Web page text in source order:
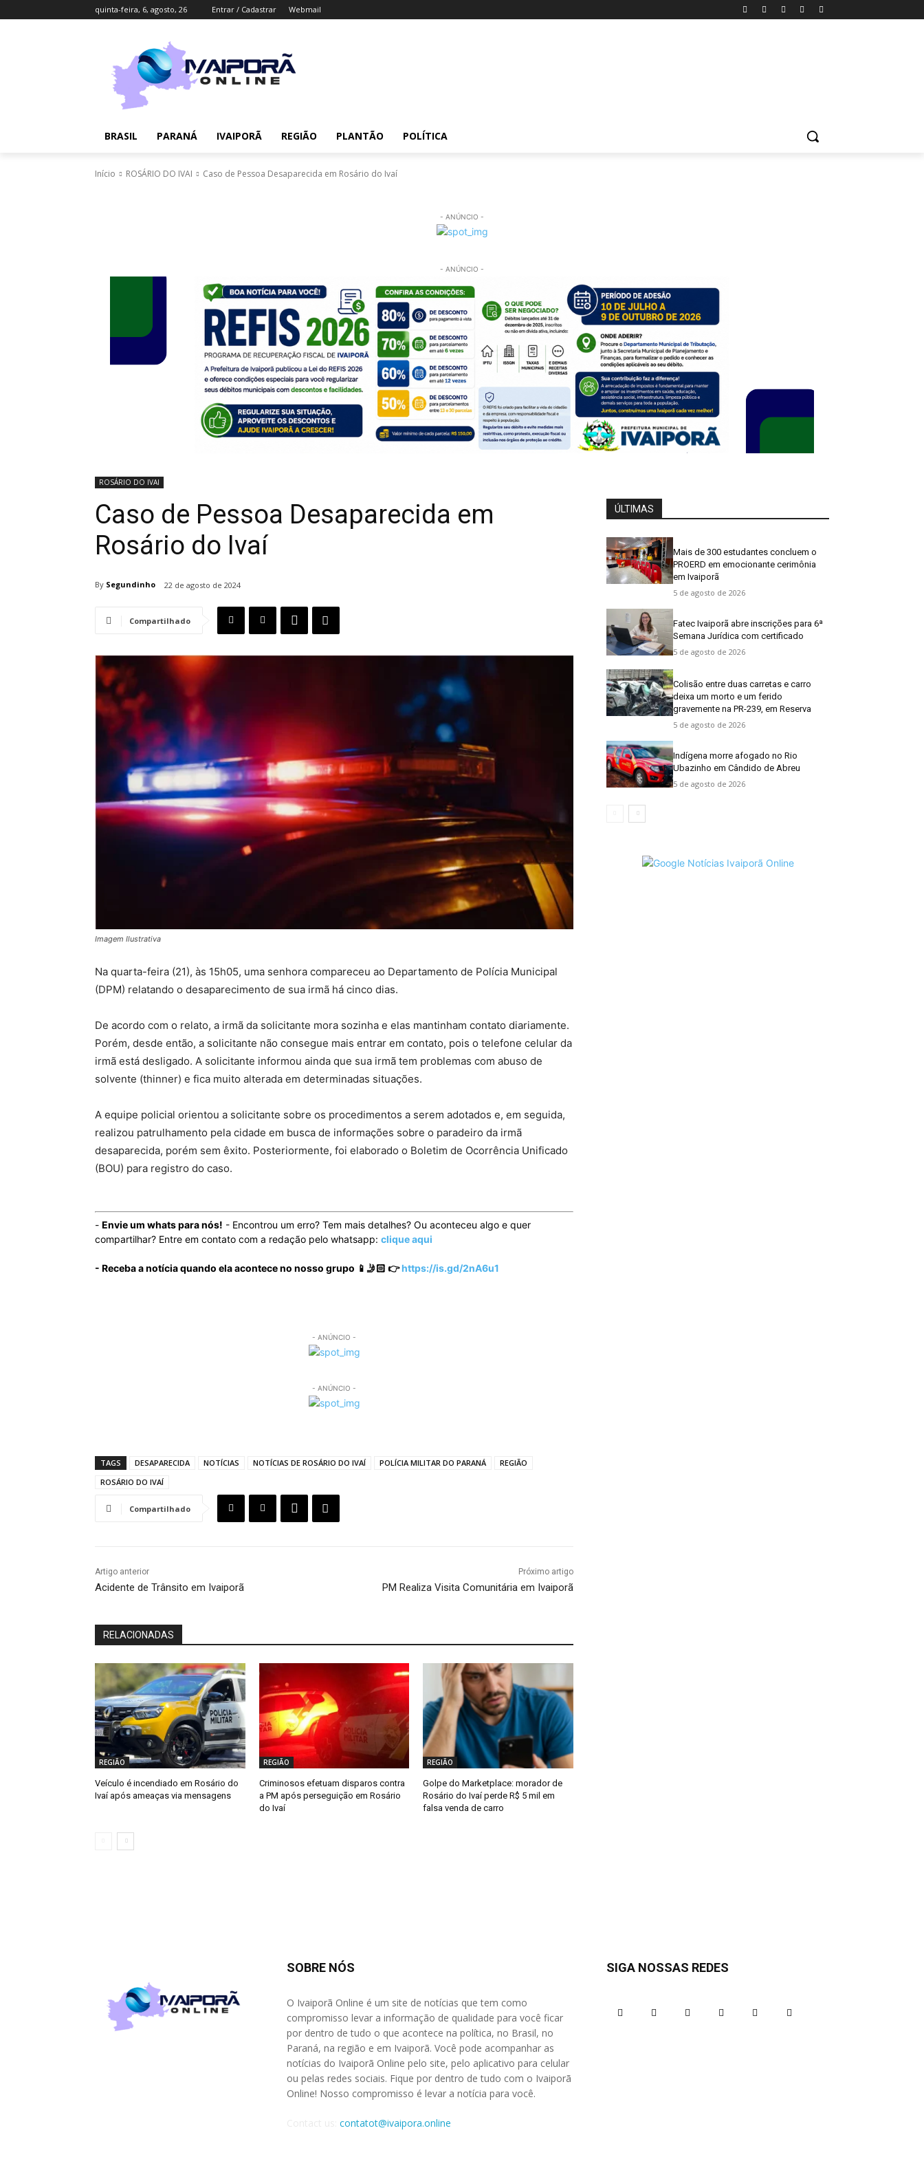
quinta-feira, 6, agosto, 26 Entrar / Cadastrar Webmail
BRASIL PARANÁ IVAIPORÃ REGIÃO PLANTÃO POLÍTICA
Início ROSÁRIO DO IVAI Caso de Pessoa Desaparecida em Rosário do Ivaí
- ANÚNCIO -
- ANÚNCIO -
ROSÁRIO DO IVAI
Caso de Pessoa Desaparecida em
Rosário do Ivaí
By Segundinho 22 de agosto de 2024
Compartilhado
Imagem Ilustrativa
Na quarta-feira (21), às 15h05, uma senhora compareceu ao Departamento de Polícia Municipal
(DPM) relatando o desaparecimento de sua irmã há cinco dias.
De acordo com o relato, a irmã da solicitante mora sozinha e elas mantinham contato diariamente.
Porém, desde então, a solicitante não consegue mais entrar em contato, pois o telefone celular da
irmã está desligado. A solicitante informou ainda que sua irmã tem problemas com abuso de
solvente (thinner) e fica muito alterada em determinadas situações.
A equipe policial orientou a solicitante sobre os procedimentos a serem adotados e, em seguida,
realizou patrulhamento pela cidade em busca de informações sobre o paradeiro da irmã
desaparecida, porém sem êxito. Posteriormente, foi elaborado o Boletim de Ocorrência Unificado
(BOU) para registro do caso.
- Envie um whats para nós! - Encontrou um erro? Tem mais detalhes? Ou aconteceu algo e quer
compartilhar? Entre em contato com a redação pelo whatsapp: clique aqui
- Receba a notícia quando ela acontece no nosso grupo 📱🤳🏻 👉https://is.gd/2nA6u1
- ANÚNCIO -
- ANÚNCIO -
TAGS DESAPARECIDA NOTÍCIAS NOTÍCIAS DE ROSÁRIO DO IVAÍ POLÍCIA MILITAR DO PARANÁ
REGIÃO
ROSÁRIO DO IVAÍ
Compartilhado
Artigo anterior
Acidente de Trânsito em Ivaiporã
Próximo artigo
PM Realiza Visita Comunitária em Ivaiporã
RELACIONADAS
REGIÃO
Veículo é incendiado em Rosário do
Ivaí após ameaças via mensagens
REGIÃO
Criminosos efetuam disparos contra
a PM após perseguição em Rosário
do Ivaí
REGIÃO
Golpe do Marketplace: morador de
Rosário do Ivaí perde R$ 5 mil em
falsa venda de carro
ÚLTIMAS
Mais de 300 estudantes concluem o
PROERD em emocionante cerimônia
em Ivaiporã
5 de agosto de 2026
Fatec Ivaiporã abre inscrições para 6ª
Semana Jurídica com certificado
5 de agosto de 2026
Colisão entre duas carretas e carro
deixa um morto e um ferido
gravemente na PR-239, em Reserva
5 de agosto de 2026
Indígena morre afogado no Rio
Ubazinho em Cândido de Abreu
5 de agosto de 2026
SOBRE NÓS
O Ivaiporã Online é um site de notícias que tem como
compromisso levar a informação de qualidade para você ficar
por dentro de tudo o que acontece na política, no Brasil, no
Paraná, na região e em Ivaiporã. Você pode acompanhar as
notícias do Ivaiporã Online pelo site, pelo aplicativo para celular
ou pelas redes sociais. Fique por dentro de tudo com o Ivaiporã
Online! Nosso compromisso é levar a notícia para você.
contatot@ivaipora.online
SIGA NOSSAS REDES